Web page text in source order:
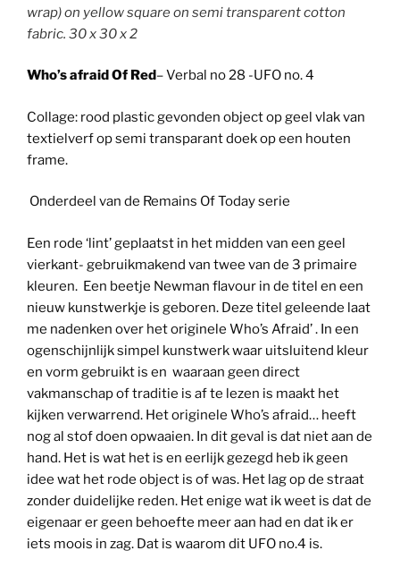
wrap) on yellow square on semi transparent cotton
fabric. 30 x 30 x 2
Who’s afraid Of Red – Verbal no 28 -UFO no. 4
Collage: rood plastic gevonden object op geel vlak van
textielverf op semi transparant doek op een houten
frame.
Onderdeel van de Remains Of Today serie
Een rode ‘lint’ geplaatst in het midden van een geel
vierkant- gebruikmakend van twee van de 3 primaire
kleuren. Een beetje Newman flavour in de titel en een
nieuw kunstwerkje is geboren. Deze titel geleende laat
me nadenken over het originele Who’s Afraid’ . In een
ogenschijnlijk simpel kunstwerk waar uitsluitend kleur
en vorm gebruikt is en waaraan geen direct
vakmanschap of traditie is af te lezen is maakt het
kijken verwarrend. Het originele Who’s afraid… heeft
nog al stof doen opwaaien. In dit geval is dat niet aan de
hand. Het is wat het is en eerlijk gezegd heb ik geen
idee wat het rode object is of was. Het lag op de straat
zonder duidelijke reden. Het enige wat ik weet is dat de
eigenaar er geen behoefte meer aan had en dat ik er
iets moois in zag. Dat is waarom dit UFO no.4 is.